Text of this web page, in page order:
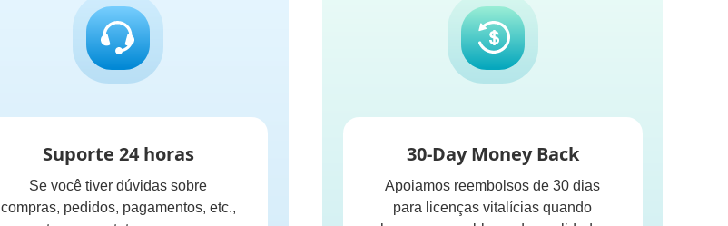
Suporte 24 horas
Se você tiver dúvidas sobre
compras, pedidos, pagamentos, etc.,
30-Day Money Back
Apoiamos reembolsos de 30 dias
para licenças vitalícias quando